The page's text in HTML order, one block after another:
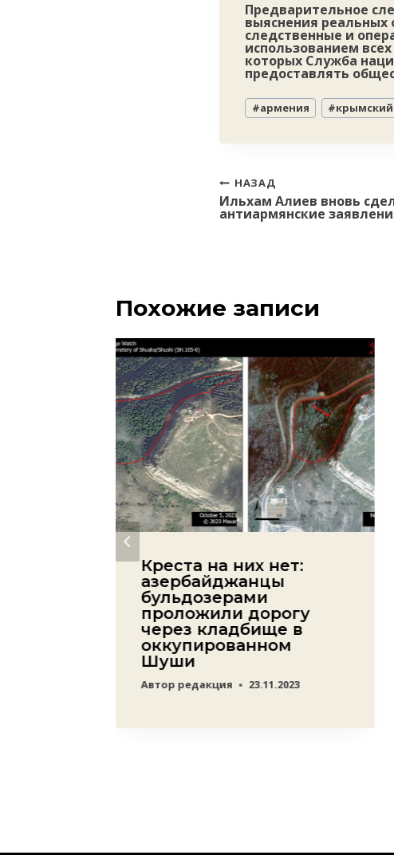
Предварительное
выяснения реальных
следственные и
использованием
которых Служба
предоставлять
Метки
записи:
#армения #
Навигация
по
записям
НАЗАД
Ильхам Алиев вновь
антиармянские
Похожие записи
Креста на них нет:
азербайджанцы
бульдозерами
проложили дорогу
через кладбище в
оккупированном
Шуши
Автор редакция 23.11.2023